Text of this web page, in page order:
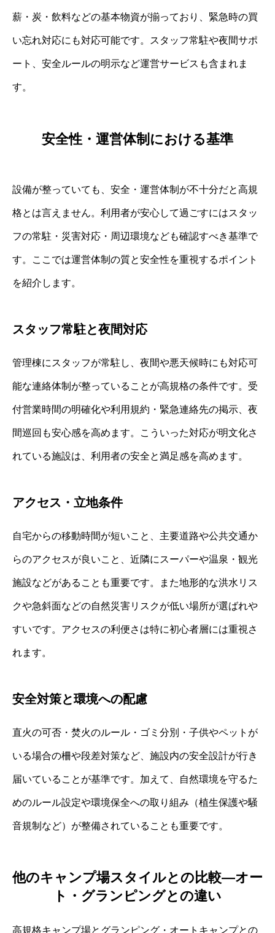
薪・炭・飲料などの基本物資が揃っており、緊急時の買
い忘れ対応にも対応可能です。スタッフ常駐や夜間サポ
ート、安全ルールの明示など運営サービスも含まれま
す。
安全性・運営体制における基準
設備が整っていても、安全・運営体制が不十分だと高規
格とは言えません。利用者が安心して過ごすにはスタッ
フの常駐・災害対応・周辺環境なども確認すべき基準で
す。ここでは運営体制の質と安全性を重視するポイント
を紹介します。
スタッフ常駐と夜間対応
管理棟にスタッフが常駐し、夜間や悪天候時にも対応可
能な連絡体制が整っていることが高規格の条件です。受
付営業時間の明確化や利用規約・緊急連絡先の掲示、夜
間巡回も安心感を高めます。こういった対応が明文化さ
れている施設は、利用者の安全と満足感を高めます。
アクセス・立地条件
自宅からの移動時間が短いこと、主要道路や公共交通か
らのアクセスが良いこと、近隣にスーパーや温泉・観光
施設などがあることも重要です。また地形的な洪水リス
クや急斜面などの自然災害リスクが低い場所が選ばれや
すいです。アクセスの利便さは特に初心者層には重視さ
れます。
安全対策と環境への配慮
直火の可否・焚火のルール・ゴミ分別・子供やペットが
いる場合の柵や段差対策など、施設内の安全設計が行き
届いていることが基準です。加えて、自然環境を守るた
めのルール設定や環境保全への取り組み（植生保護や騒
音規制など）が整備されていることも重要です。
他のキャンプ場スタイルとの比較—オー
ト・グランピングとの違い
高規格キャンプ場とグランピング・オートキャンプとの